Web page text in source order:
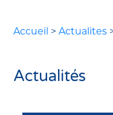
Accueil > Actualites
Actualités